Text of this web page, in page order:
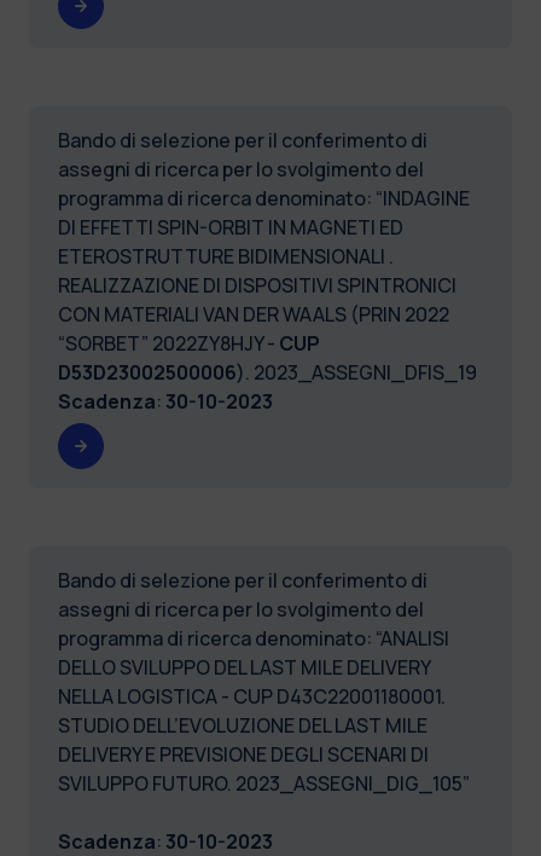
Bando di selezione per il conferimento di
assegni di ricerca per lo svolgimento del
programma di ricerca denominato: “INDAGINE
DI EFFETTI SPIN-ORBIT IN MAGNETI ED
ETEROSTRUTTURE BIDIMENSIONALI .
REALIZZAZIONE DI DISPOSITIVI SPINTRONICI
CON MATERIALI VAN DER WAALS (PRIN 2022
“SORBET” 2022ZY8HJY - CUP
D53D23002500006). 2023_ASSEGNI_DFIS_19
Scadenza: 30-10-2023
Bando di selezione per il conferimento di
assegni di ricerca per lo svolgimento del
programma di ricerca denominato: “ANALISI
DELLO SVILUPPO DEL LAST MILE DELIVERY
NELLA LOGISTICA - CUP D43C22001180001.
STUDIO DELL’EVOLUZIONE DEL LAST MILE
DELIVERY E PREVISIONE DEGLI SCENARI DI
SVILUPPO FUTURO. 2023_ASSEGNI_DIG_105”
Scadenza: 30-10-2023